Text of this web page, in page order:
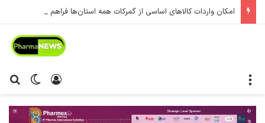
امکان واردات کالاهای اساسی از گمرکات همه استان‌ها فراهم شد.
تغییر ورود